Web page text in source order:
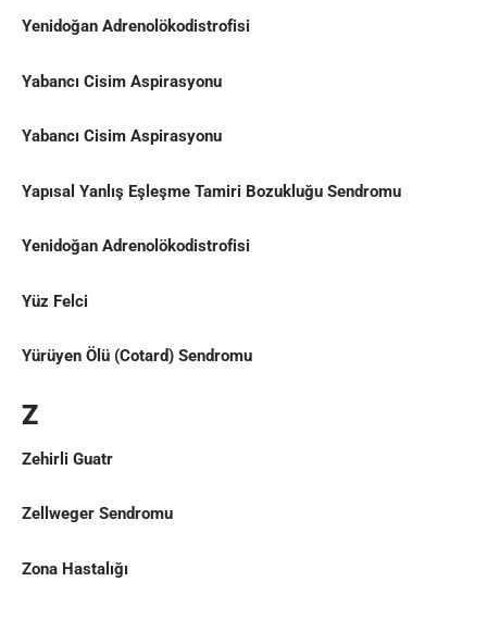
Yenidoğan Adrenolökodistrofisi
Yabancı Cisim Aspirasyonu
Yabancı Cisim Aspirasyonu
Yapısal Yanlış Eşleşme Tamiri Bozukluğu Sendromu
Yenidoğan Adrenolökodistrofisi
Yüz Felci
Yürüyen Ölü (Cotard) Sendromu
Z
Zehirli Guatr
Zellweger Sendromu
Zona Hastalığı